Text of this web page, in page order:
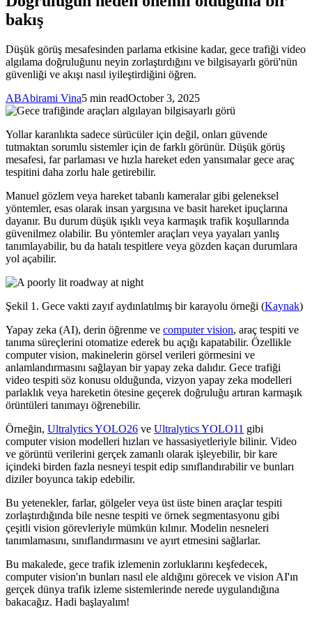
bakış
Düşük görüş mesafesinden parlama etkisine kadar, gece trafiği video
algılama doğruluğunu neyin zorlaştırdığını ve bilgisayarlı görü'nün
güvenliği ve akışı nasıl iyileştirdiğini öğren.
ABAbirami Vina5 min readOctober 3, 2025
Yollar karanlıkta sadece sürücüler için değil, onları güvende
tutmaktan sorumlu sistemler için de farklı görünür. Düşük görüş
mesafesi, far parlaması ve hızla hareket eden yansımalar gece araç
tespitini daha zorlu hale getirebilir.
Manuel gözlem veya hareket tabanlı kameralar gibi geleneksel
yöntemler, esas olarak insan yargısına ve basit hareket ipuçlarına
dayanır. Bu durum düşük ışıklı veya karmaşık trafik koşullarında
güvenilmez olabilir. Bu yöntemler araçları veya yayaları yanlış
tanımlayabilir, bu da hatalı tespitlere veya gözden kaçan durumlara
yol açabilir.
Şekil 1. Gece vakti zayıf aydınlatılmış bir karayolu örneği (Kaynak)
Yapay zeka (AI), derin öğrenme ve computer vision, araç tespiti ve
tanıma süreçlerini otomatize ederek bu açığı kapatabilir. Özellikle
computer vision, makinelerin görsel verileri görmesini ve
anlamlandırmasını sağlayan bir yapay zeka dalıdır. Gece trafiği
video tespiti söz konusu olduğunda, vizyon yapay zeka modelleri
parlaklık veya hareketin ötesine geçerek doğruluğu artıran karmaşık
örüntüleri tanımayı öğrenebilir.
Örneğin, Ultralytics YOLO26 ve Ultralytics YOLO11 gibi
computer vision modelleri hızları ve hassasiyetleriyle bilinir. Video
ve görüntü verilerini gerçek zamanlı olarak işleyebilir, bir kare
içindeki birden fazla nesneyi tespit edip sınıflandırabilir ve bunları
diziler boyunca takip edebilir.
Bu yetenekler, farlar, gölgeler veya üst üste binen araçlar tespiti
zorlaştırdığında bile nesne tespiti ve örnek segmentasyonu gibi
çeşitli vision görevleriyle mümkün kılınır. Modelin nesneleri
tanımlamasını, sınıflandırmasını ve ayırt etmesini sağlarlar.
Bu makalede, gece trafik izlemenin zorluklarını keşfedecek,
computer vision'ın bunları nasıl ele aldığını görecek ve vision AI'ın
gerçek dünya trafik izleme sistemlerinde nerede uygulandığına
bakacağız. Hadi başlayalım!